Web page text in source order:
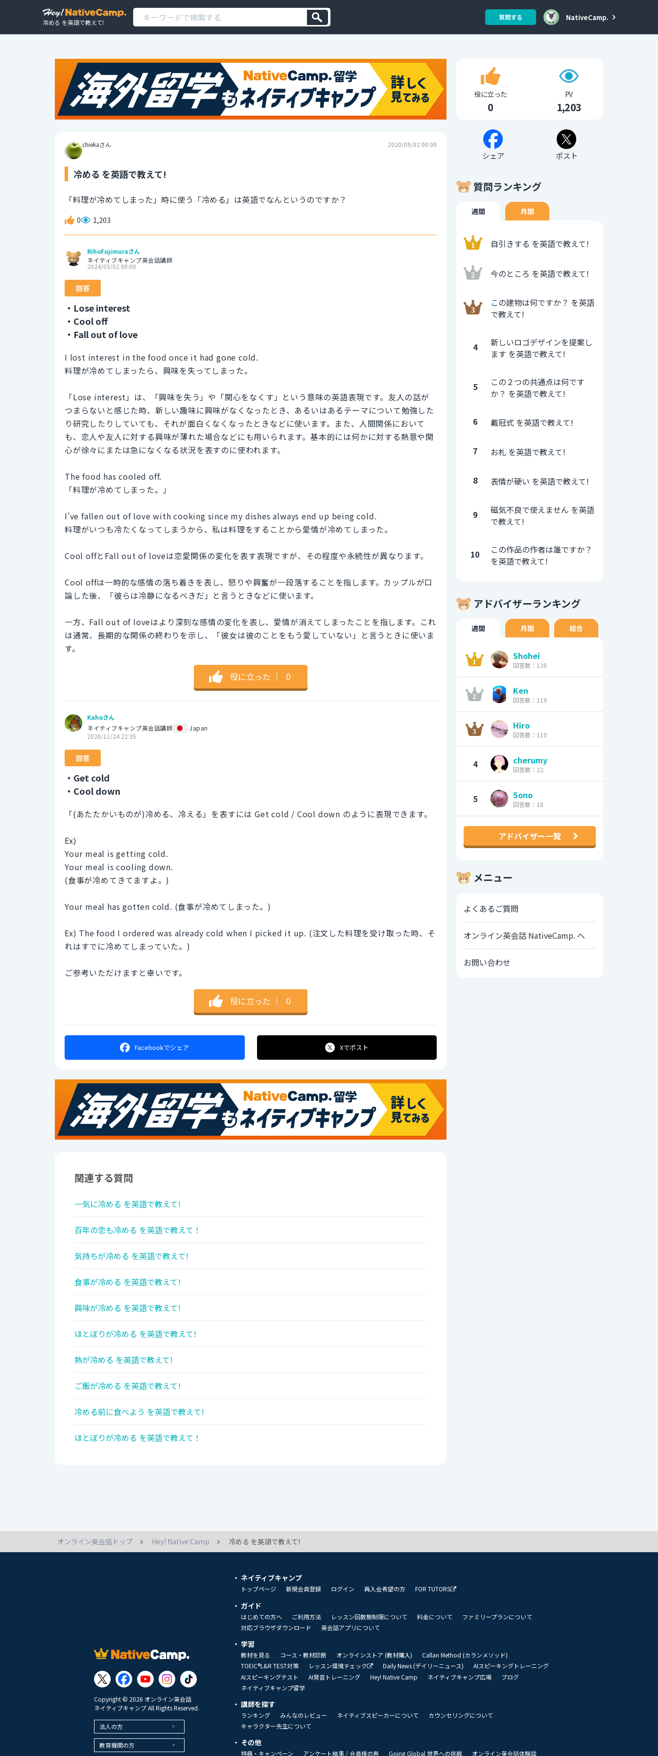
冷める を英語で教えて!
質問する NativeCamp.
chiekaさん 2020/09/02 00:00
冷める を英語で教えて!
「料理が冷めてしまった」時に使う「冷める」は英語でなんというのですか？
0 1,203
RihoFujimuraさん
ネイティブキャンプ英会話講師
2024/05/02 00:00
回答
・Lose interest
・Cool off
・Fall out of love
I lost interest in the food once it had gone cold.
料理が冷めてしまったら、興味を失ってしまった。
「Lose interest」は、「興味を失う」や「関心をなくす」という意味の英語表現です。友人の話が
つまらないと感じた時、新しい趣味に興味がなくなったとき、あるいはあるテーマについて勉強した
り研究したりしていても、それが面白くなくなったときなどに使います。また、人間関係において
も、恋人や友人に対する興味が薄れた場合などにも用いられます。基本的には何かに対する熱意や関
心が徐々にまたは急になくなる状況を表すのに使われます。
The food has cooled off.
「料理が冷めてしまった。」
I've fallen out of love with cooking since my dishes always end up being cold.
料理がいつも冷たくなってしまうから、私は料理をすることから愛情が冷めてしまった。
Cool offとFall out of loveは恋愛関係の変化を表す表現ですが、その程度や永続性が異なります。
Cool offは一時的な感情の落ち着きを表し、怒りや興奮が一段落することを指します。カップルが口
論した後、「彼らは冷静になるべきだ」と言うときなどに使います。
一方、Fall out of loveはより深刻な感情の変化を表し、愛情が消えてしまったことを指します。これ
は通常、長期的な関係の終わりを示し、「彼女は彼のことをもう愛していない」と言うときに使いま
す。
役に立った ｜ 0
Kahoさん
ネイティブキャンプ英会話講師
Japan
2020/11/24 22:35
回答
・Get cold
・Cool down
「(あたたかいものが)冷める、冷える」を表すには Get cold / Cool down のように表現できます。
Ex)
Your meal is getting cold.
Your meal is cooling down.
(食事が冷めてきてますよ。)
Your meal has gotten cold. (食事が冷めてしまった。)
Ex) The food I ordered was already cold when I picked it up. (注文した料理を受け取った時、そ
れはすでに冷めてしまっていた。)
ご参考いただけますと幸いです。
役に立った ｜ 0
Facebookでシェア Xでポスト
関連する質問
一気に冷める を英語で教えて!
百年の恋も冷める を英語で教えて！
気持ちが冷める を英語で教えて!
食事が冷める を英語で教えて!
興味が冷める を英語で教えて!
ほとぼりが冷める を英語で教えて!
熱が冷める を英語で教えて!
ご飯が冷める を英語で教えて!
冷める前に食べよう を英語で教えて!
ほとぼりが冷める を英語で教えて！
役に立った
0
PV
1,203
シェア ポスト
質問ランキング
週間 月間
自引きする を英語で教えて!
今のところ を英語で教えて!
この建物は何ですか？ を英語
で教えて!
4
新しいロゴデザインを提案し
ます を英語で教えて!
5
この２つの共通点は何です
か？ を英語で教えて!
6 戴冠式 を英語で教えて!
7 お札 を英語で教えて!
8 表情が硬い を英語で教えて!
9
磁気不良で使えません を英語
で教えて!
10
この作品の作者は誰ですか？
を英語で教えて!
アドバイザーランキング
週間 月間 総合
Shohei
回答数：138
Ken
回答数：119
Hiro
回答数：110
4 cherumy
回答数：22
5 Sono
回答数：18
アドバイザー一覧
メニュー
よくあるご質問
オンライン英会話 NativeCamp. へ
お問い合わせ
オンライン英会話トップ Hey! Native Camp 冷める を英語で教えて!
Copyright © 2026 オンライン英会話
ネイティブキャンプ All Rights Reserved.
法人の方
教育機関の方
ネイティブキャンプ
トップページ 新規会員登録 ログイン 再入会希望の方 FOR TUTORS
ガイド
はじめての方へ ご利用方法 レッスン回数無制限について 料金について
ファミリープランについて
対応ブラウザダウンロード
英会話アプリについて
学習
教材を見る コース・教材診断 オンラインストア (教材購入)
Callan Method (カランメソッド)
TOEIC®L&R TEST対策
レッスン環境チェック Daily News (デイリーニュース)
AIスピーキングトレーニング
AIスピーキングテスト
AI発音トレーニング Hey! Native Camp ネイティブキャンプ広場
ブログ
ネイティブキャンプ留学
講師を探す
ランキング みんなのレビュー ネイティブスピーカーについて
カウンセリングについて
キャラクター先生について
その他
特典・キャンペーン アンケート結果 / 会員様の声 Going Global 世界への挑戦 オンライン英会話体験談